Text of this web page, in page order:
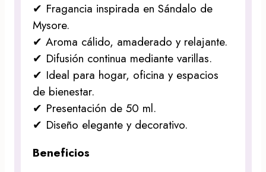
✔ Fragancia inspirada en Sándalo de
Mysore.
✔ Aroma cálido, amaderado y relajante.
✔ Difusión continua mediante varillas.
✔ Ideal para hogar, oficina y espacios
de bienestar.
✔ Presentación de 50 ml.
✔ Diseño elegante y decorativo.
Beneficios